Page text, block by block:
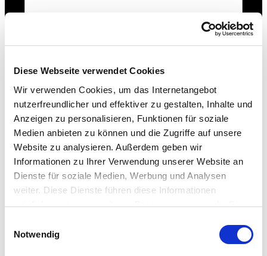
Diese Webseite verwendet Cookies
Wir verwenden Cookies, um das Internetangebot
nutzerfreundlicher und effektiver zu gestalten, Inhalte und
Anzeigen zu personalisieren, Funktionen für soziale
Medien anbieten zu können und die Zugriffe auf unsere
Website zu analysieren. Außerdem geben wir
Informationen zu Ihrer Verwendung unserer Website an
Dienste für soziale Medien, Werbung und Analysen
weiter. Diese Dienste führen diese Informationen
möglicherweise mit weiteren Daten zusammen, die Sie
Nutzung der Dienste gesammelt haben.
Notwendig